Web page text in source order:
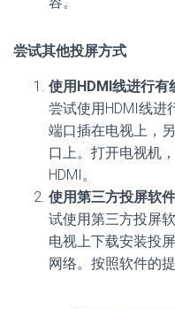
尝试其他投屏方式
使用HDMI线进行有
尝试使用HDMI线进
端口插在电视上，
口上。打开电视机
HDMI。
使用第三方投屏软件
试使用第三方投屏
电视上下载安装投
网络。按照软件的